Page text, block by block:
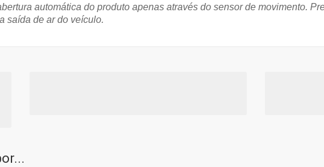
automática do produto apenas através do sensor de movimento.
saída de ar do veículo.